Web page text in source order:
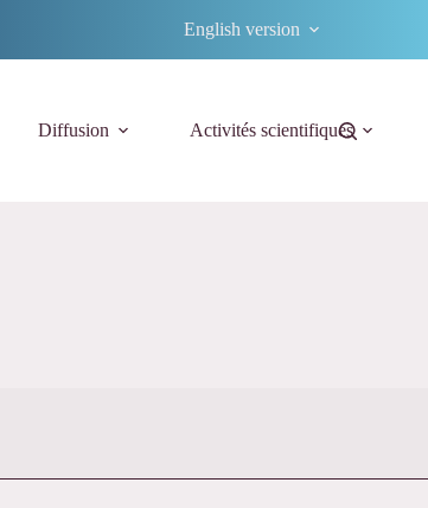
English version
Diffusion Activités scientifiques